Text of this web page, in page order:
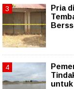
Pria
untuk